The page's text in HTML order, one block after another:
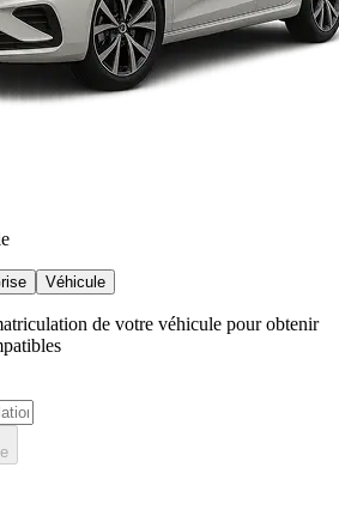
Véhicule
de votre véhicule pour obtenir